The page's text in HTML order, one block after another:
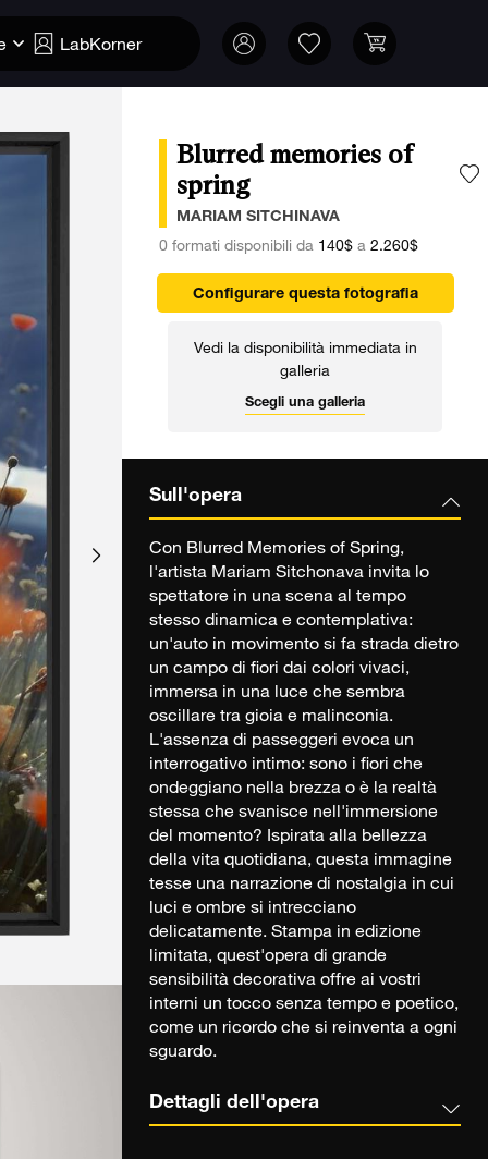
LabKorner
Blurred memories of
spring
MARIAM SITCHINAVA
0 formati disponibili da 140$a 2.260$
Configurare questa fotografia
Vedi la disponibilità immediata in
galleria
Scegli una galleria
Sull'opera
Con Blurred Memories of Spring,
l'artista Mariam Sitchonava invita lo
spettatore in una scena al tempo
stesso dinamica e contemplativa:
un'auto in movimento si fa strada dietro
un campo di fiori dai colori vivaci,
immersa in una luce che sembra
oscillare tra gioia e malinconia.
L'assenza di passeggeri evoca un
interrogativo intimo: sono i fiori che
ondeggiano nella brezza o è la realtà
stessa che svanisce nell'immersione
del momento? Ispirata alla bellezza
della vita quotidiana, questa immagine
tesse una narrazione di nostalgia in cui
luci e ombre si intrecciano
delicatamente. Stampa in edizione
limitata, quest'opera di grande
sensibilità decorativa offre ai vostri
interni un tocco senza tempo e poetico,
come un ricordo che si reinventa a ogni
sguardo.
Dettagli dell'opera